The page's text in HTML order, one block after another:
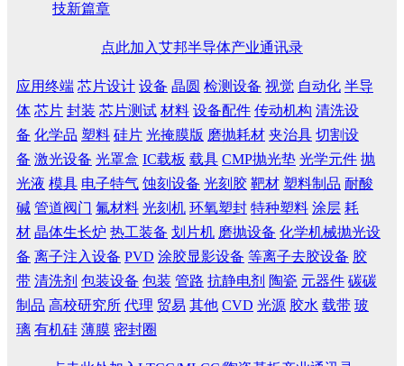
技新篇章
点此加入艾邦半导体产业通讯录
应用终端 芯片设计 设备 晶圆 检测设备 视觉 自动化 半导
体 芯片 封装 芯片测试 材料 设备配件 传动机构 清洗设
备 化学品 塑料 硅片 光掩膜版 磨抛耗材 夹治具 切割设
备 激光设备 光罩盒 IC载板 载具 CMP抛光垫 光学元件 抛
光液 模具 电子特气 蚀刻设备 光刻胶 靶材 塑料制品 耐酸
碱 管道阀门 氟材料 光刻机 环氧塑封 特种塑料 涂层 耗
材 晶体生长炉 热工装备 划片机 磨抛设备 化学机械抛光设
备 离子注入设备 PVD 涂胶显影设备 等离子去胶设备 胶
带 清洗剂 包装设备 包装 管路 抗静电剂 陶瓷 元器件 碳碳
制品 高校研究所 代理 贸易 其他 CVD 光源 胶水 载带 玻
璃 有机硅 薄膜 密封圈